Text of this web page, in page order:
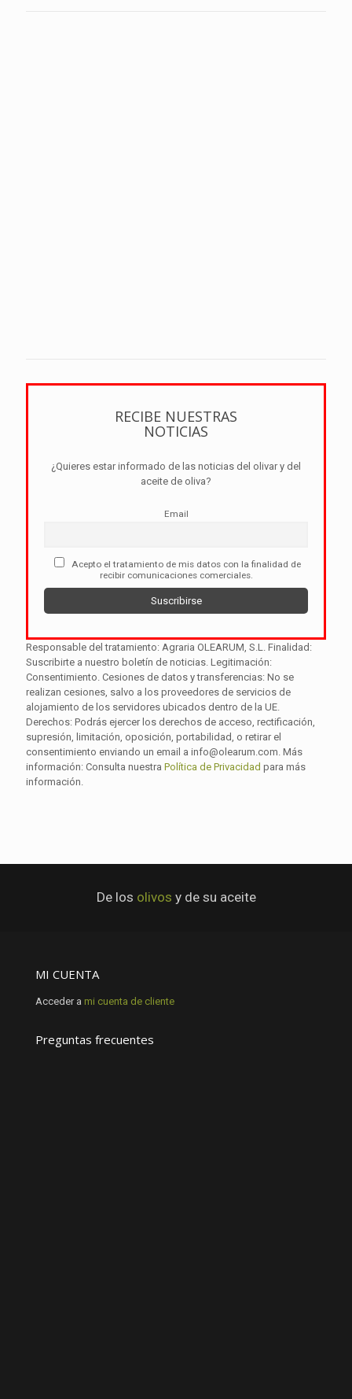
RECIBE NUESTRAS
NOTICIAS
¿Quieres estar informado de las noticias del olivar y del
aceite de oliva?
Email
Acepto el tratamiento de mis datos con la finalidad de
recibir comunicaciones comerciales.
Responsable del tratamiento: Agraria OLEARUM, S.L. Finalidad:
Suscribirte a nuestro boletín de noticias. Legitimación:
Consentimiento. Cesiones de datos y transferencias: No se
realizan cesiones, salvo a los proveedores de servicios de
alojamiento de los servidores ubicados dentro de la UE.
Derechos: Podrás ejercer los derechos de acceso, rectificación,
supresión, limitación, oposición, portabilidad, o retirar el
consentimiento enviando un email a info@olearum.com. Más
información: Consulta nuestra Política de Privacidad para más
información.
De los olivos y de su aceite
MI CUENTA
Acceder a mi cuenta de cliente
Preguntas frecuentes